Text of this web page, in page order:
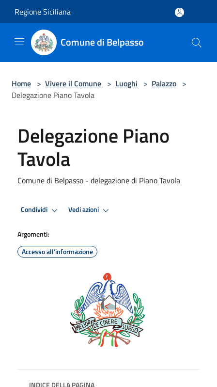
Regione Siciliana
Comune di Belpasso
Home > Vivere il Comune > Luoghi > Palazzo >
Delegazione Piano Tavola
Delegazione Piano
Tavola
Comune di Belpasso - delegazione di Piano Tavola
Condividi Vedi azioni
Argomenti:
Accesso all'informazione
INDICE DELLA PAGINA